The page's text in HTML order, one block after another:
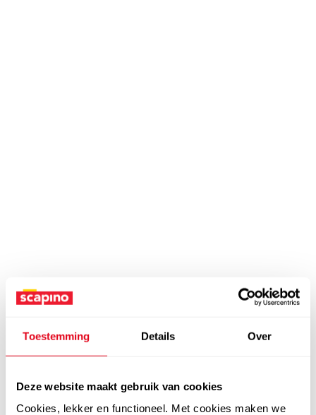
Toestemming Details Over
Deze website maakt gebruik van cookies
Cookies, lekker en functioneel. Met cookies maken we